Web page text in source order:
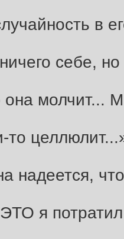
в
себе,
она молчит...
то
надеется,
я